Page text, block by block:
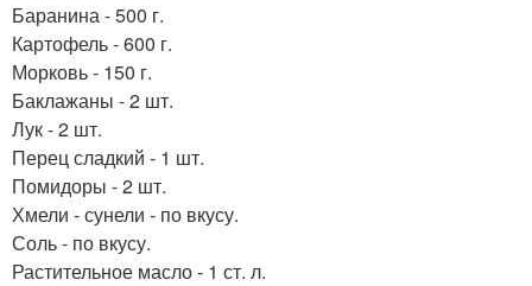
Баранина - 500 г.
Картофель - 600 г.
Морковь - 150 г.
Баклажаны - 2 шт.
Лук - 2 шт.
Перец сладкий - 1 шт.
Помидоры - 2 шт.
Хмели - сунели - по вкусу.
Соль - по вкусу.
Растительное масло - 1 ст. л.